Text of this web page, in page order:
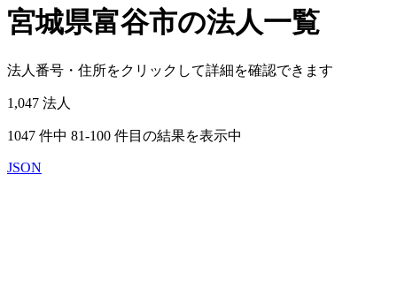
宮城県富谷市の法人一覧
法人番号・住所をクリックして詳細を確認できます
1,047 法人
1047 件中 81-100 件目の結果を表示中
JSON